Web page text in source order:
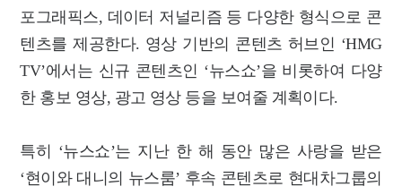
포그래픽스, 데이터 저널리즘 등 다양한 형식으로 콘
텐츠를 제공한다. 영상 기반의 콘텐츠 허브인 ‘HMG
TV’에서는 신규 콘텐츠인 ‘뉴스쇼’을 비롯하여 다양
한 홍보 영상, 광고 영상 등을 보여줄 계획이다.
특히 ‘뉴스쇼’는 지난 한 해 동안 많은 사랑을 받은
‘현이와 대니의 뉴스룸’ 후속 콘텐츠로 현대차그룹의